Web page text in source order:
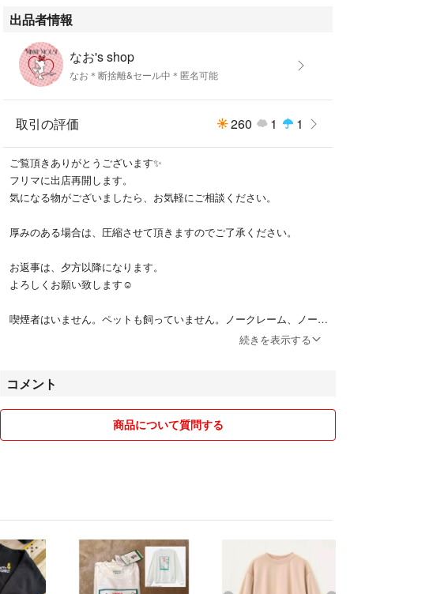
出品者情報
なお's shop
なお＊断捨離&セール中＊匿名可能
取引の評価 260 1 1
ご覧頂きありがとうございます✨
フリマに出店再開します。
気になる物がございましたら、お気軽にご相談ください。
厚みのある場合は、圧縮させて頂きますのでご了承ください。
お返事は、夕方以降になります。
よろしくお願い致します☺
喫煙者はいません。ペットも飼っていません。ノークレーム、ノーリ
続きを表示する
コメント
商品について質問する